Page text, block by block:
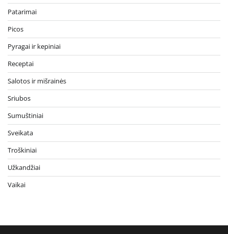
Patarimai
Picos
Pyragai ir kepiniai
Receptai
Salotos ir mišrainės
Sriubos
Sumuštiniai
Sveikata
Troškiniai
Užkandžiai
Vaikai